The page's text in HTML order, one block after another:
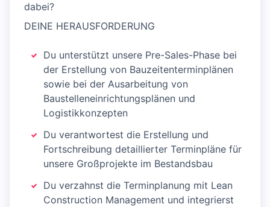
dabei?
DEINE HERAUSFORDERUNG
Du unterstützt unsere Pre-Sales-Phase bei
der Erstellung von Bauzeitenterminplänen
sowie bei der Ausarbeitung von
Baustelleneinrichtungsplänen und
Logistikkonzepten
Du verantwortest die Erstellung und
Fortschreibung detaillierter Terminpläne für
unsere Großprojekte im Bestandsbau
Du verzahnst die Terminplanung mit Lean
Construction Management und integrierst